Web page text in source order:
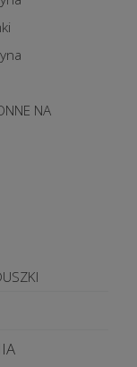
NA